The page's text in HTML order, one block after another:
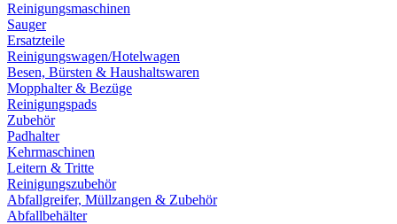
Reinigungsmaschinen
Sauger
Ersatzteile
Reinigungswagen/Hotelwagen
Besen, Bürsten & Haushaltswaren
Mopphalter & Bezüge
Reinigungspads
Zubehör
Padhalter
Kehrmaschinen
Leitern & Tritte
Reinigungszubehör
Abfallgreifer, Müllzangen & Zubehör
Abfallbehälter